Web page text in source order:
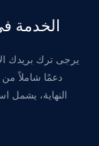
الخدمة
يرجى ترك بريدك
النهاية، يشمل